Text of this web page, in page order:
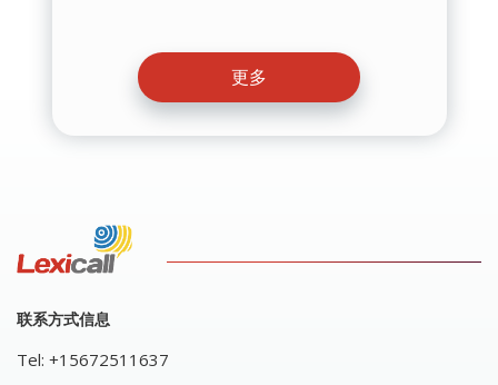
更多
联系方式信息
Tel: +15672511637